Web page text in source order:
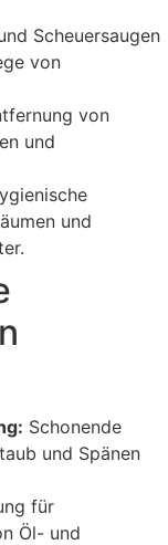
Scheuersaugen
von
von
und
und
Schonende
und Spänen
für
Öl- und